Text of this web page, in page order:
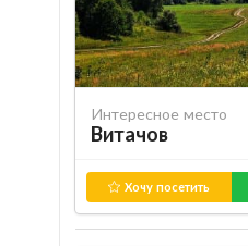
Интересное место
Витачов
Хочу посетить